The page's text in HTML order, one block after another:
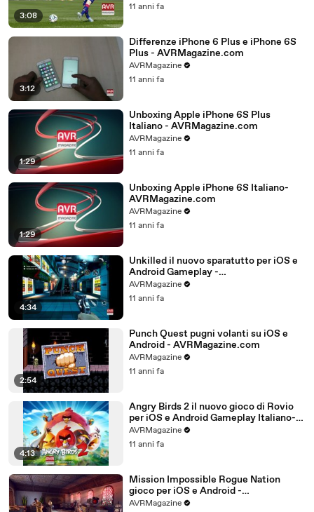
3:08
11 anni fa
3:12
Differenze iPhone 6 Plus e iPhone 6S
Plus - AVRMagazine.com
AVRMagazine
11 anni fa
1:29
Unboxing Apple iPhone 6S Plus
Italiano - AVRMagazine.com
AVRMagazine
11 anni fa
1:29
Unboxing Apple iPhone 6S Italiano-
AVRMagazine.com
AVRMagazine
11 anni fa
4:34
Unkilled il nuovo sparatutto per iOS e
Android Gameplay -
AVRMagazine.com
AVRMagazine
11 anni fa
2:54
Punch Quest pugni volanti su iOS e
Android - AVRMagazine.com
AVRMagazine
11 anni fa
4:13
Angry Birds 2 il nuovo gioco di Rovio
per iOS e Android Gameplay Italiano-
AVRMagazine.com (720p)
AVRMagazine
11 anni fa
Mission Impossible Rogue Nation
gioco per iOS e Android -
AVRMagazine.com
AVRMagazine